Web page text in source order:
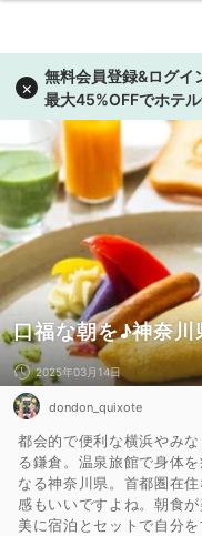
口福な朝を♪神奈
2025年03月14日
dondon_quixote
都会的で便利な横浜やみ
る鎌倉。温泉旅館で身体
なる神奈川県。首都圏在
感もいいですよね。朝食
美に宿泊とセットで自分